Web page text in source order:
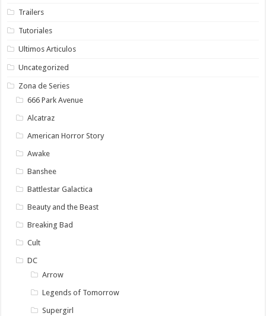
Trailers
Tutoriales
Ultimos Articulos
Uncategorized
Zona de Series
666 Park Avenue
Alcatraz
American Horror Story
Awake
Banshee
Battlestar Galactica
Beauty and the Beast
Breaking Bad
Cult
DC
Arrow
Legends of Tomorrow
Supergirl